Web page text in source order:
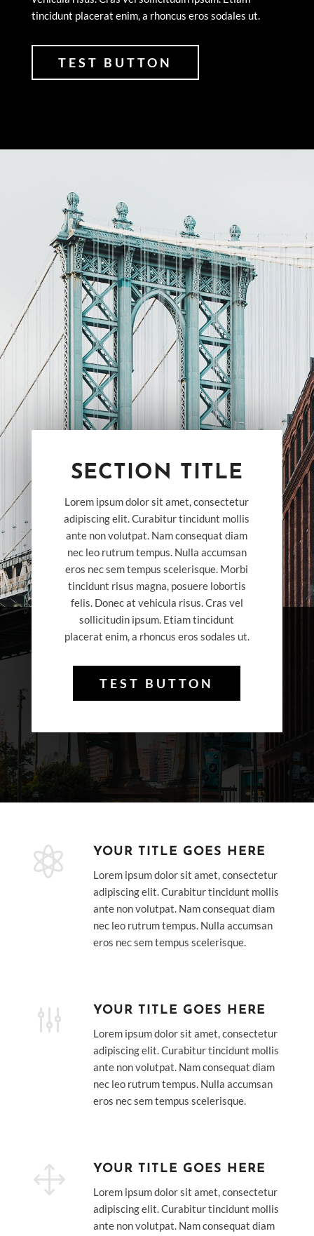
tincidunt placerat enim, a rhoncus eros sodales ut.
TEST BUTTON
SECTION TITLE
Lorem ipsum dolor sit amet, consectetur
adipiscing elit. Curabitur tincidunt mollis
ante non volutpat. Nam consequat diam
nec leo rutrum tempus. Nulla accumsan
eros nec sem tempus scelerisque. Morbi
tincidunt risus magna, posuere lobortis
felis. Donec at vehicula risus. Cras vel
sollicitudin ipsum. Etiam tincidunt
placerat enim, a rhoncus eros sodales ut.
TEST BUTTON
 YOUR TITLE GOES HERE
Lorem ipsum dolor sit amet, consectetur
adipiscing elit. Curabitur tincidunt mollis
ante non volutpat. Nam consequat diam
nec leo rutrum tempus. Nulla accumsan
eros nec sem tempus scelerisque.
g YOUR TITLE GOES HERE
Lorem ipsum dolor sit amet, consectetur
adipiscing elit. Curabitur tincidunt mollis
ante non volutpat. Nam consequat diam
nec leo rutrum tempus. Nulla accumsan
eros nec sem tempus scelerisque.
1 YOUR TITLE GOES HERE
Lorem ipsum dolor sit amet, consectetur
adipiscing elit. Curabitur tincidunt mollis
ante non volutpat. Nam consequat diam